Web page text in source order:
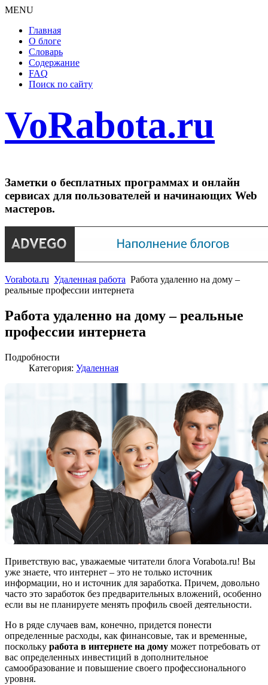
MENU
Главная
О блоге
Словарь
Содержание
FAQ
Поиск по сайту
VoRabota.ru
Заметки о бесплатных программах и онлайн
сервисах для пользователей и начинающих Web
мастеров.
Vorabota.ru Удаленная работа Работа удаленно на дому –
реальные профессии интернета
Работа удаленно на дому – реальные
профессии интернета
Подробности
Категория: Удаленная
Приветствую вас, уважаемые читатели блога Vorabota.ru! Вы
уже знаете, что интернет – это не только источник
информации, но и источник для заработка. Причем, довольно
часто это заработок без предварительных вложений, особенно
если вы не планируете менять профиль своей деятельности.
Но в ряде случаев вам, конечно, придется понести
определенные расходы, как финансовые, так и временные,
поскольку работа в интернете на дому может потребовать от
вас определенных инвестиций в дополнительное
самообразование и повышение своего профессионального
уровня.